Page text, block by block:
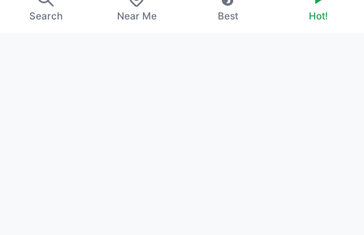
Search Near Me Best Hot!